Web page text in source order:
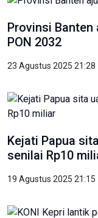
Provinsi
PON 2032
23 Agustus 2025 21:28
Kejati Papua
senilai Rp10
19 Agustus 2025 21:15